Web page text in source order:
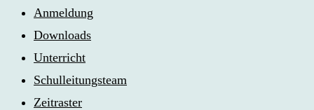
Anmeldung
Downloads
Unterricht
Schulleitungsteam
Zeitraster